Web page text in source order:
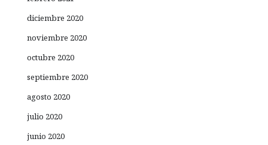
diciembre 2020
noviembre 2020
octubre 2020
septiembre 2020
agosto 2020
julio 2020
junio 2020